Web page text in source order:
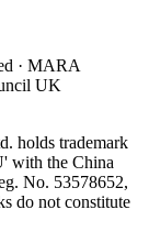
· MARA
UK
holds trademark
with the China
No. 53578652,
do not constitute